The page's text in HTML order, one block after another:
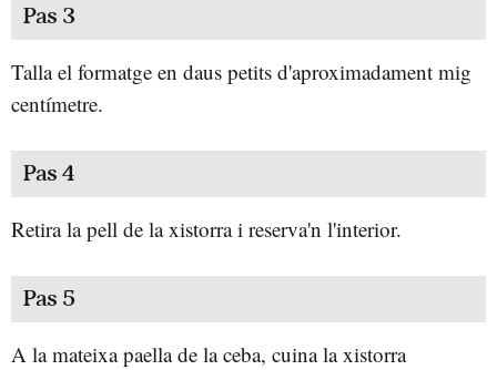
Pas 3
Talla el formatge en daus petits d'aproximadament mig
centímetre.
Pas 4
Retira la pell de la xistorra i reserva'n l'interior.
Pas 5
A la mateixa paella de la ceba, cuina la xistorra